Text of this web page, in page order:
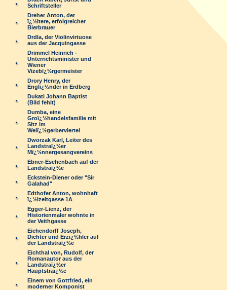
Schriftsteller
Dreher Anton, der
ï¿½ltere, erfolgreicher
Bierbrauer
Drdla, der Violinvirtuose
aus der Jacquingasse
Drimmel Heinrich -
Unterrichtsminister und
Wiener
Vizebï¿½rgermeister
Drory Henry, der
Englï¿½nder in Erdberg
Dukati Johann Baptist
(Bild fehlt)
Dumba, eine
Groï¿½handelsfamilie mit
Sitz im
Weiï¿½gerberviertel
Dworzak Karl, Leiter des
Landstraï¿½er
Mï¿½nnergesangvereins
Ebner-Eschenbach auf der
Landstraï¿½e
Eckstein-Diener oder "Sir
Galahad"
Edthofer Anton, wohnhaft
ï¿½lzeltgasse 1A
Egger-Lienz, der
Historienmaler wohnte in
der Veithgasse
Eichendorff Joseph,
Dichter und Erzï¿½hler auf
der Landstraï¿½e
Eichthal von, Rudolf, der
Romanautor aus der
Landstraï¿½er
Hauptstraï¿½e
Einem von Gottfried, ein
moderner Komponist